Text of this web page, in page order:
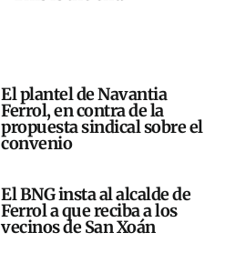
El plantel de Navantia
Ferrol, en contra de la
propuesta sindical sobre el
convenio
El BNG insta al alcalde de
Ferrol a que reciba a los
vecinos de San Xoán